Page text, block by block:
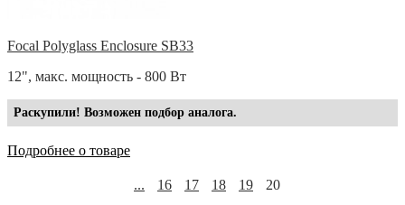
Focal Polyglass Enclosure SB33
12", макс. мощность - 800 Вт
Раскупили! Возможен подбор аналога.
Подробнее о товаре
... 16 17 18 19 20